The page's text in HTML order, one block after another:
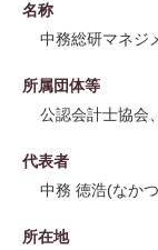
名称
中務総研マネジ
所属団体等
公認会計士協会
代表者
中務 徳浩(なか
所在地